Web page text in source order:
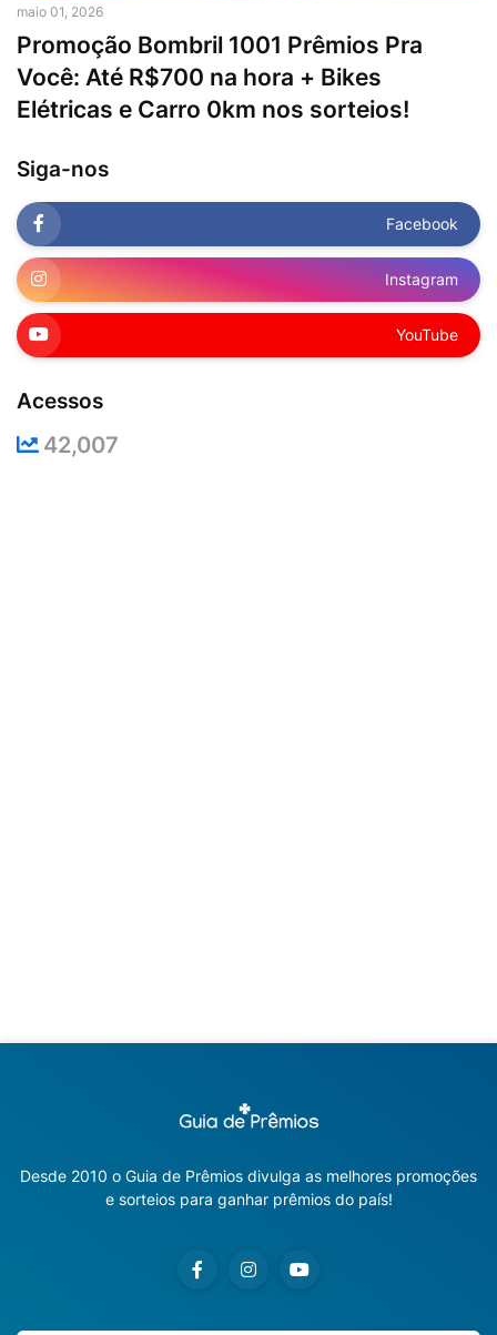
maio 01, 2026
Promoção Bombril 1001 Prêmios Pra
Você: Até R$700 na hora + Bikes
Elétricas e Carro 0km nos sorteios!
Siga-nos
Facebook
Instagram
YouTube
Acessos
42,007
Desde 2010 o Guia de Prêmios divulga as melhores promoções
e sorteios para ganhar prêmios do país!